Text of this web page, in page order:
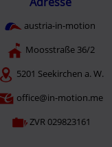
austria-in-motion
Moosstraße 36/2
5201 Seekirchen a. W.
office@in-motion.me
ZVR 029823161